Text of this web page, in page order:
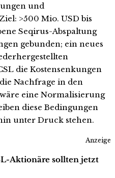
und
>500 Mio. USD bis
Seqirus-Abspaltung
gebunden; ein neues
die Kostensenkungen
Nachfrage in den
eine Normalisierung
diese Bedingungen
unter Druck stehen.
Anzeige
Aktionäre sollten jetzt